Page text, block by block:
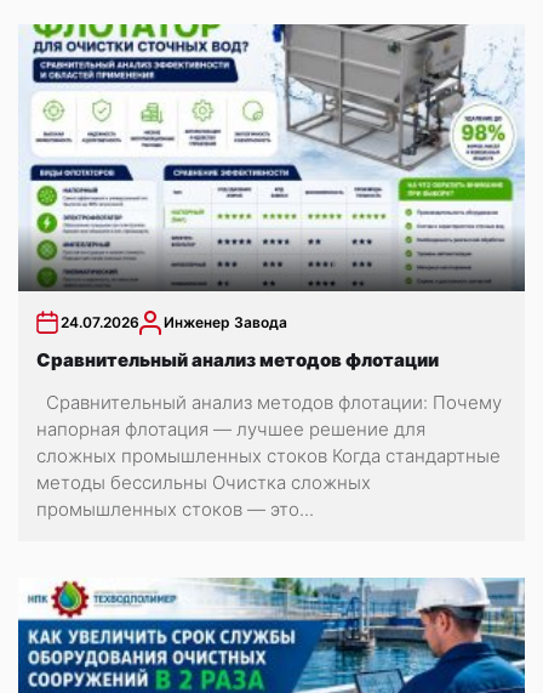
24.07.2026 Инженер Завода
Сравнительный анализ методов флотации
Сравнительный анализ методов флотации: Почему
напорная флотация — лучшее решение для
сложных промышленных стоков Когда стандартные
методы бессильны Очистка сложных
промышленных стоков — это...